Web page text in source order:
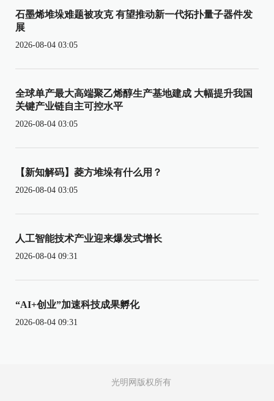
石墨烯堆垛难题被攻克 有望推动新一代拓扑量子器件发
展
2026-08-04 03:05
全球单产最大高端聚乙烯醇生产基地建成 大幅提升我国
关键产业链自主可控水平
2026-08-04 03:05
【新知解码】菱方堆垛有什么用？
2026-08-04 03:05
人工智能技术产业迎来爆发式增长
2026-08-04 09:31
“AI+创业”加速科技成果孵化
2026-08-04 09:31
光明网版权所有